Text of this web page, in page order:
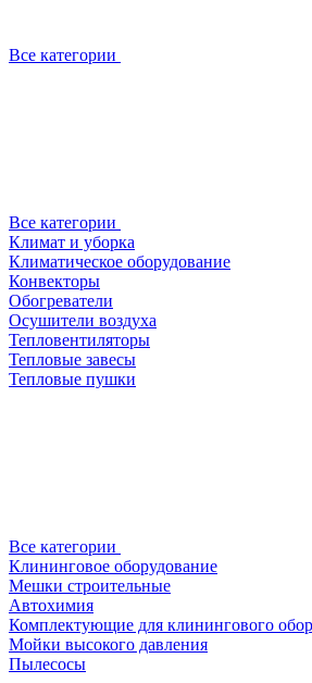
Все категории
Все категории
Климат и уборка
Климатическое оборудование
Конвекторы
Обогреватели
Осушители воздуха
Тепловентиляторы
Тепловые завесы
Тепловые пушки
Все категории
Клининговое оборудование
Мешки строительные
Автохимия
Комплектующие для клинингового
Мойки высокого давления
Пылесосы